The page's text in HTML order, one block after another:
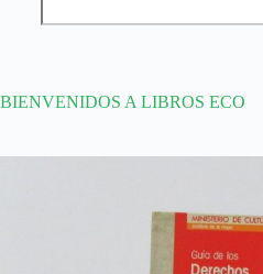
BIENVENIDOS A LIBROS ECO